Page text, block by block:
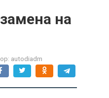
на
autodiadm